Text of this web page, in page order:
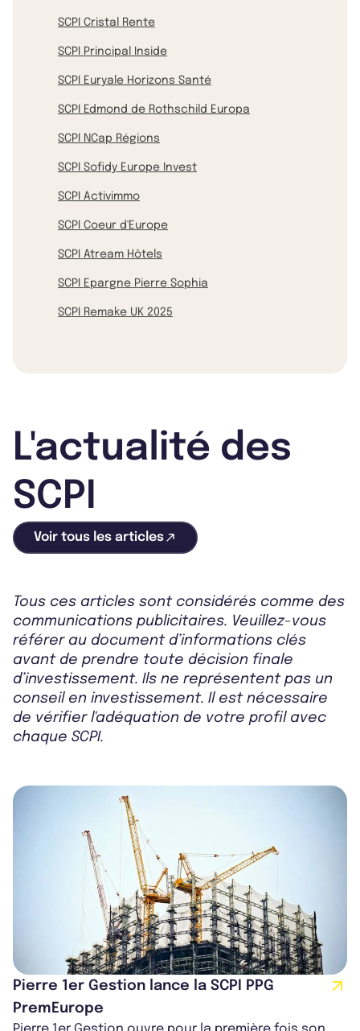
SCPI Cristal Rente
SCPI Principal Inside
SCPI Euryale Horizons Santé
SCPI Edmond de Rothschild Europa
SCPI NCap Régions
SCPI Sofidy Europe Invest
SCPI Activimmo
SCPI Coeur d'Europe
SCPI Atream Hôtels
SCPI Epargne Pierre Sophia
SCPI Remake UK 2025
L'actualité des
SCPI
Voir tous les articles
Tous ces articles sont considérés comme des
communications publicitaires. Veuillez-vous
référer au document d’informations clés
avant de prendre toute décision finale
d’investissement. Ils ne représentent pas un
conseil en investissement. Il est nécessaire
de vérifier l'adéquation de votre profil avec
chaque SCPI.
Pierre 1er Gestion lance la SCPI PPG
PremEurope